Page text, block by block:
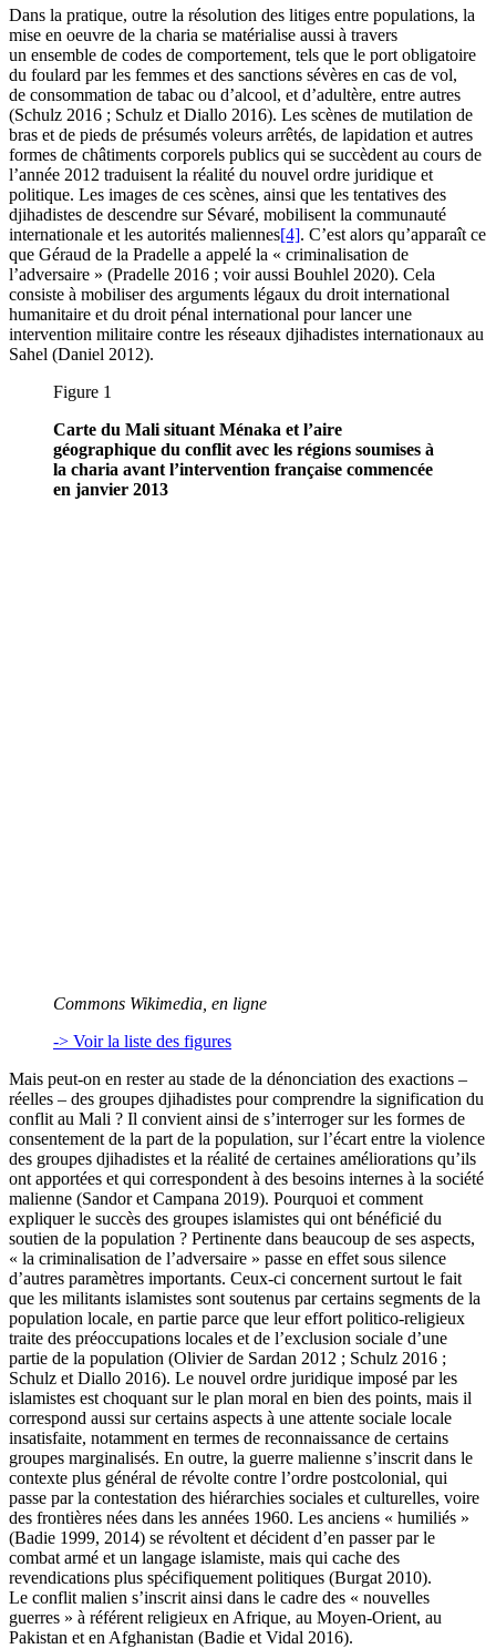
Dans la pratique, outre la résolution des litiges entre populations, la
mise en oeuvre de la charia se matérialise aussi à travers
un ensemble de codes de comportement, tels que le port obligatoire
du foulard par les femmes et des sanctions sévères en cas de vol,
de consommation de tabac ou d’alcool, et d’adultère, entre autres
(Schulz 2016 ; Schulz et Diallo 2016). Les scènes de mutilation de
bras et de pieds de présumés voleurs arrêtés, de lapidation et autres
formes de châtiments corporels publics qui se succèdent au cours de
l’année 2012 traduisent la réalité du nouvel ordre juridique et
politique. Les images de ces scènes, ainsi que les tentatives des
djihadistes de descendre sur Sévaré, mobilisent la communauté
internationale et les autorités maliennes[4]. C’est alors qu’apparaît ce
que Géraud de la Pradelle a appelé la « criminalisation de
l’adversaire » (Pradelle 2016 ; voir aussi Bouhlel 2020). Cela
consiste à mobiliser des arguments légaux du droit international
humanitaire et du droit pénal international pour lancer une
intervention militaire contre les réseaux djihadistes internationaux au
Sahel (Daniel 2012).
Figure 1
Carte du Mali situant Ménaka et l’aire
géographique du conflit avec les régions soumises à
la charia avant l’intervention française commencée
en janvier 2013
Commons Wikimedia, en ligne
-> Voir la liste des figures
Mais peut-on en rester au stade de la dénonciation des exactions –
réelles – des groupes djihadistes pour comprendre la signification du
conflit au Mali ? Il convient ainsi de s’interroger sur les formes de
consentement de la part de la population, sur l’écart entre la violence
des groupes djihadistes et la réalité de certaines améliorations qu’ils
ont apportées et qui correspondent à des besoins internes à la société
malienne (Sandor et Campana 2019). Pourquoi et comment
expliquer le succès des groupes islamistes qui ont bénéficié du
soutien de la population ? Pertinente dans beaucoup de ses aspects,
« la criminalisation de l’adversaire » passe en effet sous silence
d’autres paramètres importants. Ceux-ci concernent surtout le fait
que les militants islamistes sont soutenus par certains segments de la
population locale, en partie parce que leur effort politico-religieux
traite des préoccupations locales et de l’exclusion sociale d’une
partie de la population (Olivier de Sardan 2012 ; Schulz 2016 ;
Schulz et Diallo 2016). Le nouvel ordre juridique imposé par les
islamistes est choquant sur le plan moral en bien des points, mais il
correspond aussi sur certains aspects à une attente sociale locale
insatisfaite, notamment en termes de reconnaissance de certains
groupes marginalisés. En outre, la guerre malienne s’inscrit dans le
contexte plus général de révolte contre l’ordre postcolonial, qui
passe par la contestation des hiérarchies sociales et culturelles, voire
des frontières nées dans les années 1960. Les anciens « humiliés »
(Badie 1999, 2014) se révoltent et décident d’en passer par le
combat armé et un langage islamiste, mais qui cache des
revendications plus spécifiquement politiques (Burgat 2010).
Le conflit malien s’inscrit ainsi dans le cadre des « nouvelles
guerres » à référent religieux en Afrique, au Moyen-Orient, au
Pakistan et en Afghanistan (Badie et Vidal 2016).